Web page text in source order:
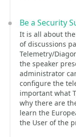
Be a Security
It is all about
of discussions
Telemetry/
the speaker
administrator
configure the
important what
why there are
learn the
the User of the